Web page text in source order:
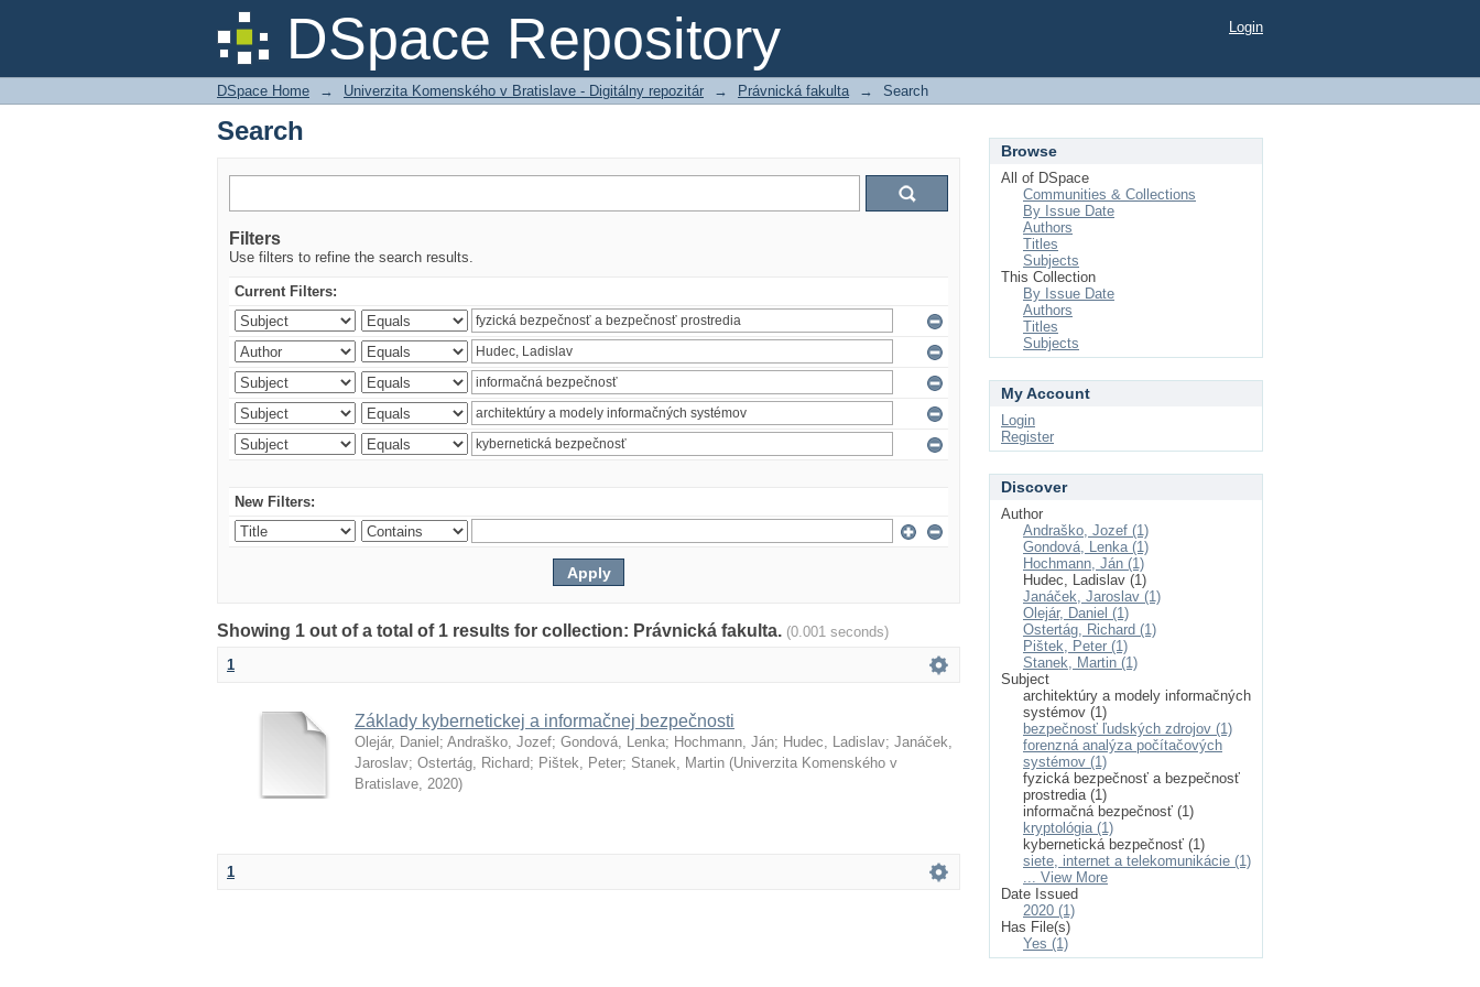
DSpace Repository
Search Login
DSpace Home → Univerzita Komenského v Bratislave - Digitálny repozitár → Právnická fakulta → Search
Search
Filters
Use filters to refine the search results.
Current Filters:
New Filters:
Showing 1 out of a total of 1 results for collection: Právnická fakulta. (0.001 seconds)
1
Základy kybernetickej a informačnej bezpečnosti
Olejár, Daniel ; Andraško, Jozef; Gondová, Lenka; Hochmann, Ján; Hudec, Ladislav; Janáček,
Jaroslav; Ostertág, Richard; Pištek, Peter; Stanek, Martin (Univerzita Komenského v
Bratislave, 2020)
1
Browse
All of DSpace
Communities & Collections
By Issue Date
Authors
Titles
Subjects
This Collection
By Issue Date
Authors
Titles
Subjects
My Account
Login
Register
Discover
Author
Andraško, Jozef (1)
Gondová, Lenka (1)
Hochmann, Ján (1)
Hudec, Ladislav (1)
Janáček, Jaroslav (1)
Olejár, Daniel (1)
Ostertág, Richard (1)
Pištek, Peter (1)
Stanek, Martin (1)
Subject
architektúry a modely informačných
systémov (1)
bezpečnosť ľudských zdrojov (1)
forenzná analýza počítačových
systémov (1)
fyzická bezpečnosť a bezpečnosť
prostredia (1)
informačná bezpečnosť (1)
kryptológia (1)
kybernetická bezpečnosť (1)
siete, internet a telekomunikácie (1)
... View More
Date Issued
2020 (1)
Has File(s)
Yes (1)